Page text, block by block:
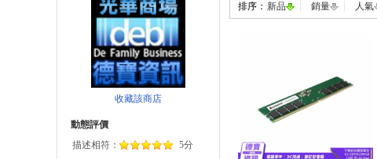
收藏該商店
動態評價
描述相符：
5分
排序： 新品 銷量 人氣